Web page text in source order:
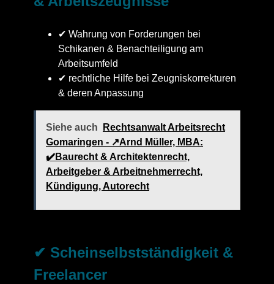
✔ Wahrung von Forderungen bei
Schikanen & Benachteiligung am
Arbeitsumfeld
✔ rechtliche Hilfe bei Zeugniskorrekturen
& deren Anpassung
Siehe auch
Rechtsanwalt Arbeitsrecht
Gomaringen - ↗️Arnd Müller, MBA:
✔️Baurecht & Architektenrecht,
Arbeitgeber & Arbeitnehmerrecht,
Kündigung, Autorecht
✔ Scheinselbstständigkeit &
Freelancer